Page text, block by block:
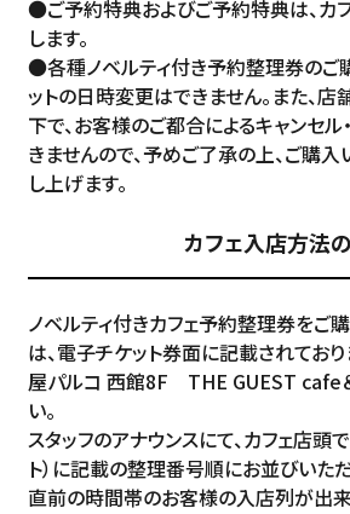
アクセス
ACCESS
ONLINE
FAQ
English
中文（简）
中文（繁）
●ご予約特典およびご予約特典は、カ
します。
●各種ノベルティ付き予約整理券のご
ットの日時変更はできません。また、
下で、お客様のご都合によるキャンセ
きませんので、予めご了承の上、ご購
し上げます。
カフェ入店方法
ノベルティ付きカフェ予約整理券をご
は、電子チケット券面に記載されてお
屋パルコ 西館8F THE GUEST cafe
い。
スタッフのアナウンスにて、カフェ店頭
ト）に記載の整理番号順にお並びいただ
直前の時間帯のお客様の入店列が出